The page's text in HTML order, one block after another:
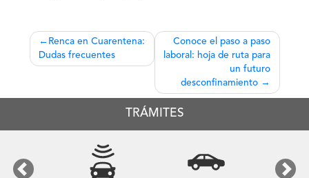
Navegación
de
Renca en Cuarentena:
Dudas frecuentes
Conoce el paso a paso
laboral: hoja de ruta para
un futuro
desconfinamiento
TRÁMITES
Previous Next